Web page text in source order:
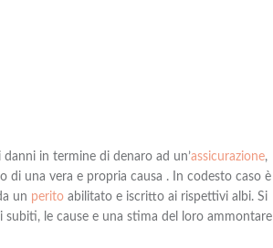
danni in termine di denaro ad un’assicurazione,
o di una vera e propria causa . In codesto caso è
un perito abilitato e iscritto ai rispettivi albi. Si
subiti, le cause e una stima del loro ammontare